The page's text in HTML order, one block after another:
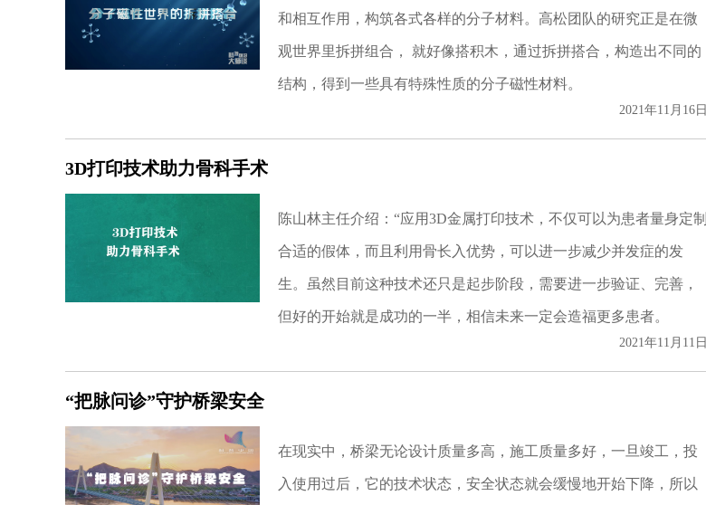
和相互作用，构筑各式各样的分子材料。高松团队的研究正是在微
观世界里拆拼组合， 就好像搭积木，通过拆拼搭合，构造出不同的
结构，得到一些具有特殊性质的分子磁性材料。
2021年11月16日
3D打印技术助力骨科手术
陈山林主任介绍：“应用3D金属打印技术，不仅可以为患者量身定制
合适的假体，而且利用骨长入优势，可以进一步减少并发症的发
生。虽然目前这种技术还只是起步阶段，需要进一步验证、完善，
但好的开始就是成功的一半，相信未来一定会造福更多患者。
2021年11月11日
“把脉问诊”守护桥梁安全
在现实中，桥梁无论‍‍设计质量多高，施工质量多好，一旦‍‍竣工，投
入使用过后，它的技术状态，‍‍安全状态就会缓慢地开始下降，‍‍所以